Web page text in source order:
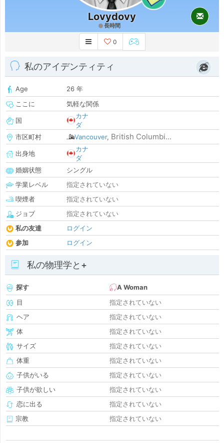
Lovydovy
長時間
0
私のアイデンティティ
Age
26 年
ここに
気軽な関係
国
カナ
ダ
市区町村
Vancouver, British Columbi...
出身地
カナ
ダ
婚姻状態
シングル
学業レベル
指定されていない
喫煙者
指定されていない
ジョブ
指定されていない
私の友達
ログイン
参加
ログイン
私の物理学と+
探す
A Woman
目
指定されていない
ヘア
指定されていない
体
指定されていない
サイズ
指定されていない
体重
指定されていない
子供がいる
指定されていない
子供が欲しい
指定されていない
恋に出る
指定されていない
宗教
指定されていない